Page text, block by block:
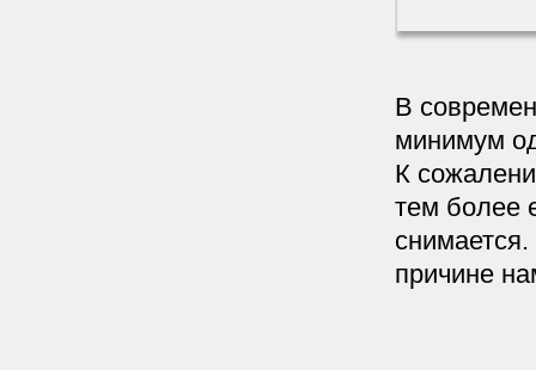
В
минимум
К
тем более
причине